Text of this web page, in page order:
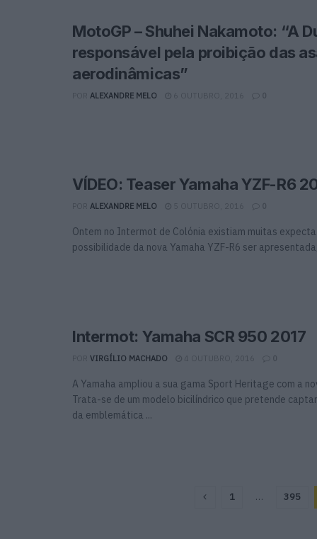
MotoGP – Shuhei Nakamoto: “A
responsável pela proibição das
aerodinâmicas”
ALEXANDRE MELO 6 OUTUBRO, 2016 0
VÍDEO: Teaser Yamaha YZF-R6
ALEXANDRE MELO 5 OUTUBRO, 2016 0
Ontem no Intermot de Colónia existiam muitas
possibilidade da nova Yamaha YZF-R6 ser
Intermot: Yamaha SCR 950 2017
VIRGÍLIO MACHADO 4 OUTUBRO, 2016 0
A Yamaha ampliou a sua gama Sport Heritage com a
Trata-se de um modelo bicilíndrico que pretende
da emblemática ...
1 … 395